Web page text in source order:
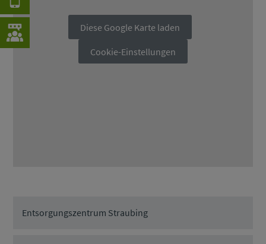
Diese Google Karte laden
Cookie-Einstellungen
Entsorgungszentrum Straubing